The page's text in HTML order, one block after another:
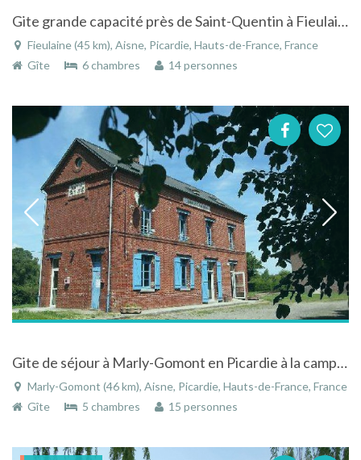
Gite grande capacité près de Saint-Quentin à Fieulaine en Picardie
Fieulaine (45 km), Aisne, Picardie, Hauts-de-France, France
Gîte
6 chambres 14 personnes
Gite de séjour à Marly-Gomont en Picardie à la campagne
Marly-Gomont (46 km), Aisne, Picardie, Hauts-de-France, France
Gîte
5 chambres 15 personnes